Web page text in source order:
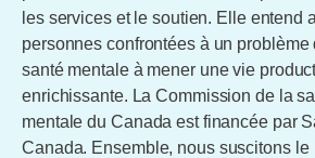
les services et le soutien. Elle entend
personnes confrontées à un problème
santé mentale à mener une vie
enrichissante. La Commission de la
mentale du Canada est financée par
Canada. Ensemble, nous suscitons le